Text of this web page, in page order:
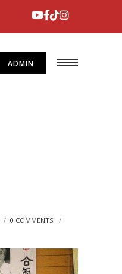
ADMIN
/ 0 COMMENTS
/